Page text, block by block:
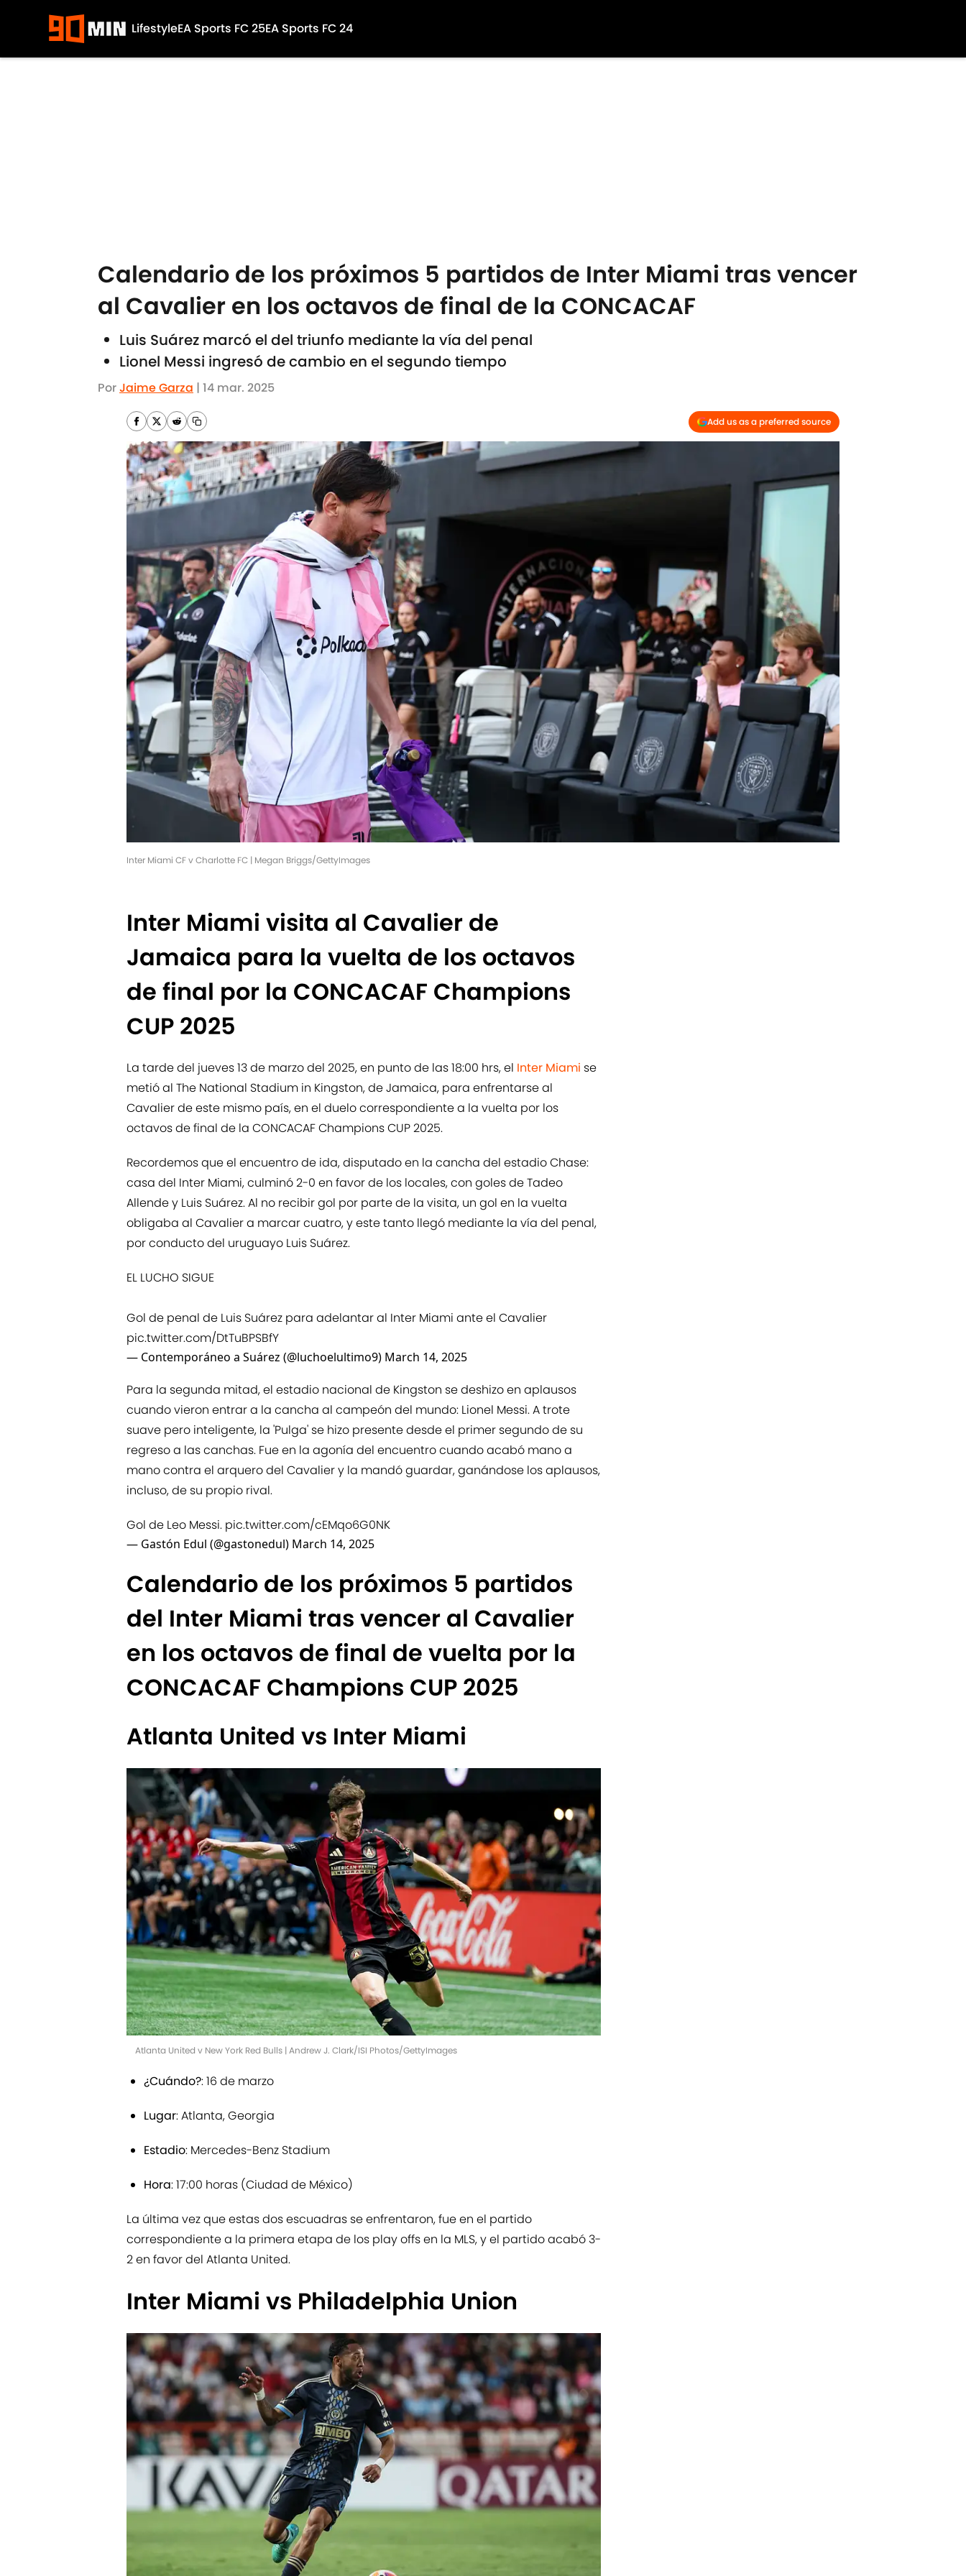
LifestyleEA Sports FC 25EA Sports FC 24
Calendario de los próximos 5 partidos de Inter Miami tras vencer
al Cavalier en los octavos de final de la CONCACAF
Luis Suárez marcó el del triunfo mediante la vía del penal
Lionel Messi ingresó de cambio en el segundo tiempo
PorJaime Garza | 14 mar. 2025
Add us as a preferred source
Inter Miami CF v Charlotte FC | Megan Briggs/GettyImages
Inter Miami visita al Cavalier de
Jamaica para la vuelta de los octavos
de final por la CONCACAF Champions
CUP 2025
La tarde del jueves 13 de marzo del 2025, en punto de las 18:00 hrs, el Inter Miami se
metió al The National Stadium in Kingston, de Jamaica, para enfrentarse al
Cavalier de este mismo país, en el duelo correspondiente a la vuelta por los
octavos de final de la CONCACAF Champions CUP 2025.
Recordemos que el encuentro de ida, disputado en la cancha del estadio Chase:
casa del Inter Miami, culminó 2-0 en favor de los locales, con goles de Tadeo
Allende y Luis Suárez. Al no recibir gol por parte de la visita, un gol en la vuelta
obligaba al Cavalier a marcar cuatro, y este tanto llegó mediante la vía del penal,
por conducto del uruguayo Luis Suárez.
EL LUCHO SIGUE
Gol de penal de Luis Suárez para adelantar al Inter Miami ante el Cavalier
pic.twitter.com/DtTuBPSBfY
— Contemporáneo a Suárez (@luchoelultimo9) March 14, 2025
Para la segunda mitad, el estadio nacional de Kingston se deshizo en aplausos
cuando vieron entrar a la cancha al campeón del mundo: Lionel Messi. A trote
suave pero inteligente, la 'Pulga' se hizo presente desde el primer segundo de su
regreso a las canchas. Fue en la agonía del encuentro cuando acabó mano a
mano contra el arquero del Cavalier y la mandó guardar, ganándose los aplausos,
incluso, de su propio rival.
Gol de Leo Messi. pic.twitter.com/cEMqo6G0NK
— Gastón Edul (@gastonedul) March 14, 2025
Calendario de los próximos 5 partidos
del Inter Miami tras vencer al Cavalier
en los octavos de final de vuelta por la
CONCACAF Champions CUP 2025
Atlanta United vs Inter Miami
Atlanta United v New York Red Bulls | Andrew J. Clark/ISI Photos/GettyImages
¿Cuándo?: 16 de marzo
Lugar: Atlanta, Georgia
Estadio: Mercedes-Benz Stadium
Hora: 17:00 horas (Ciudad de México)
La última vez que estas dos escuadras se enfrentaron, fue en el partido
correspondiente a la primera etapa de los play offs en la MLS, y el partido acabó 3-
2 en favor del Atlanta United.
Inter Miami vs Philadelphia Union